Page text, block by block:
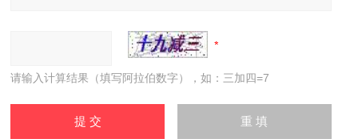
请输入计算结果（填写阿拉伯数字），如：三加四=7